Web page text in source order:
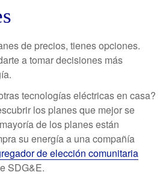
de precios, tienes opciones.
a tomar decisiones más
tecnologías eléctricas en casa?
los planes que mejor se
de los planes están
su energía a una compañía
de elección comunitaria
SDG&E.